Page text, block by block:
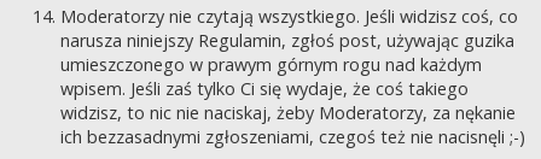
Moderatorzy nie czytają wszystkiego. Jeśli widzisz coś, co
narusza niniejszy Regulamin, zgłoś post, używając guzika
umieszczonego w prawym górnym rogu nad każdym
wpisem. Jeśli zaś tylko Ci się wydaje, że coś takiego
widzisz, to nic nie naciskaj, żeby Moderatorzy, za nękanie
ich bezzasadnymi zgłoszeniami, czegoś też nie nacisnęli ;-)